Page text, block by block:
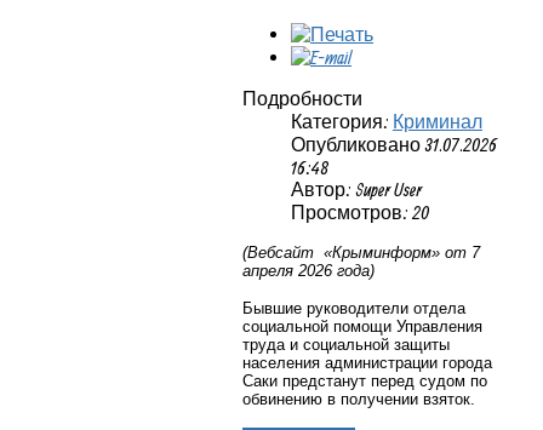
Подробности
Категория: Криминал
Опубликовано 31.07.2026
16:48
Автор: Super User
Просмотров: 20
(Вебсайт «Крыминформ» от 7
апреля 2026 года)
Бывшие руководители отдела
социальной помощи Управления
труда и социальной защиты
населения администрации города
Саки предстанут перед судом по
обвинению в получении взяток.